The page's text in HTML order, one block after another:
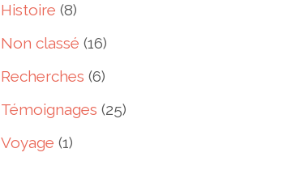
Histoire (8)
Non classé (16)
Recherches (6)
Témoignages (25)
Voyage (1)